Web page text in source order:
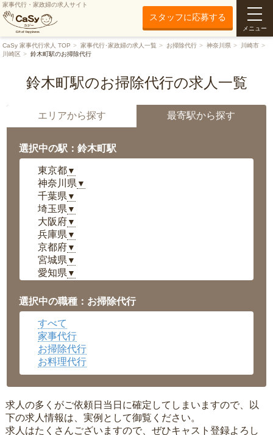
家事代行・家政婦の求人サイト
スタッフに応募する
メニュー
CaSy 家事代行求人 TOP 家事代行･家政婦の求人一覧 お掃除代行 神奈川県
川崎市
川崎区
鈴木町駅のお掃除代行
鈴木町駅のお掃除代行の求人一覧
エリアから探す 最寄駅から探す
選択中の駅：鈴木町駅
東京都▼
神奈川県 ▼
千葉県 ▼
埼玉県 ▼
大阪府▼
兵庫県 ▼
京都府▼
宮城県 ▼
愛知県 ▼
岡山県▼
広島県▼
沖縄県
選択中の職種：お掃除代行
すべて
家事代行
お掃除代行
お料理代行
求人の多くがご依頼日当日に確定してしまいますので、以
下の求人情報は、実例として御覧ください。
求人はたくさんございますので、ぜひキャスト登録よろし